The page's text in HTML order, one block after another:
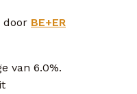
door BE+ER
van 6.0%.